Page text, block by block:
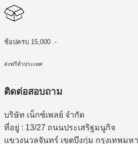
ช้อปครบ 15,000 .-
ส่งฟรีทั่วประเทศ
ติดต่อสอบถาม
บริษัท เน็กซ์เพลย์ จำกัด
ที่อยู่ : 13/27 ถนนประเสริฐมนูกิจ
แขวงนวลจันทร์ เขตบึงกุ่ม กรุงเทพมห